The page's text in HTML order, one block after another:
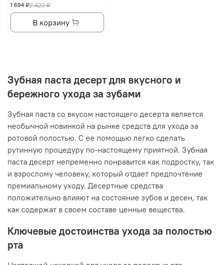
2 420 ₽
1 694 ₽
В корзину
Зубная паста десерт для вкусного и
бережного ухода за зубами
Зубная паста со вкусом настоящего десерта является
необычной новинкой на рынке средств для ухода за
ротовой полостью. С ее помощью легко сделать
рутинную процедуру по-настоящему приятной. Зубная
паста десерт непременно понравится как подростку, так
и взрослому человеку, который отдает предпочтение
премиальному уходу. Десертные средства
положительно влияют на состояние зубов и десен, так
как содержат в своем составе ценные вещества.
Ключевые достоинства ухода за полостью
рта